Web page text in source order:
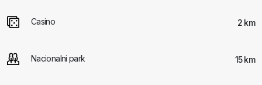
Casino 2 km
Nacionalni park 15 km